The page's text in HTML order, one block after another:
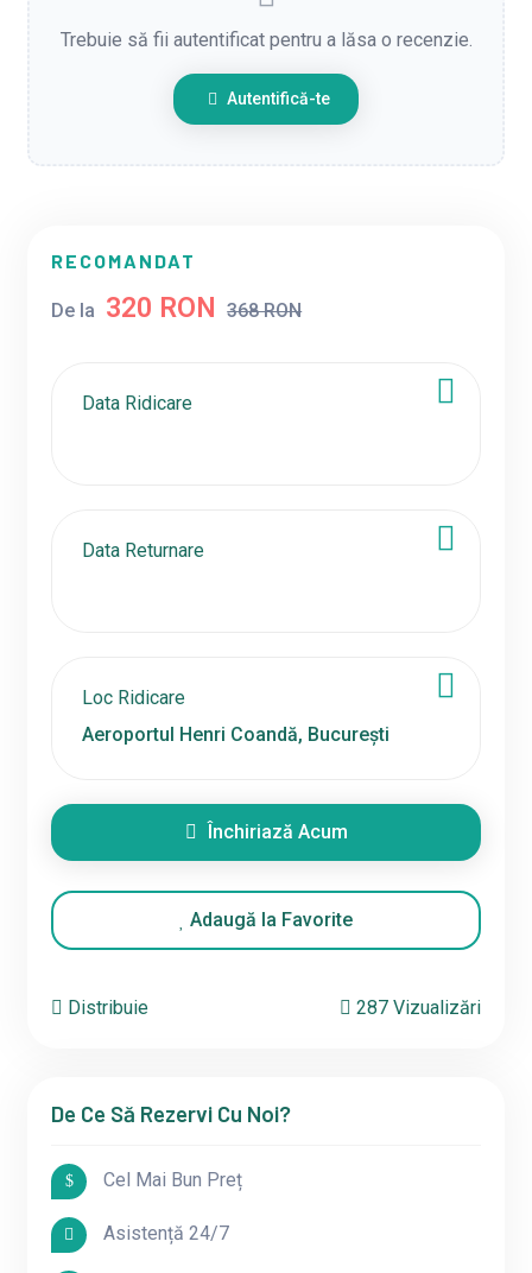
Trebuie să fii autentificat pentru a lăsa o recenzie.
Autentifică-te
RECOMANDAT
De la 320 RON 368 RON
Data Ridicare
Data Returnare
Loc Ridicare
Închiriază Acum
Adaugă la Favorite
Distribuie 287 Vizualizări
De Ce Să Rezervi Cu Noi?
Cel Mai Bun Preț
Asistență 24/7